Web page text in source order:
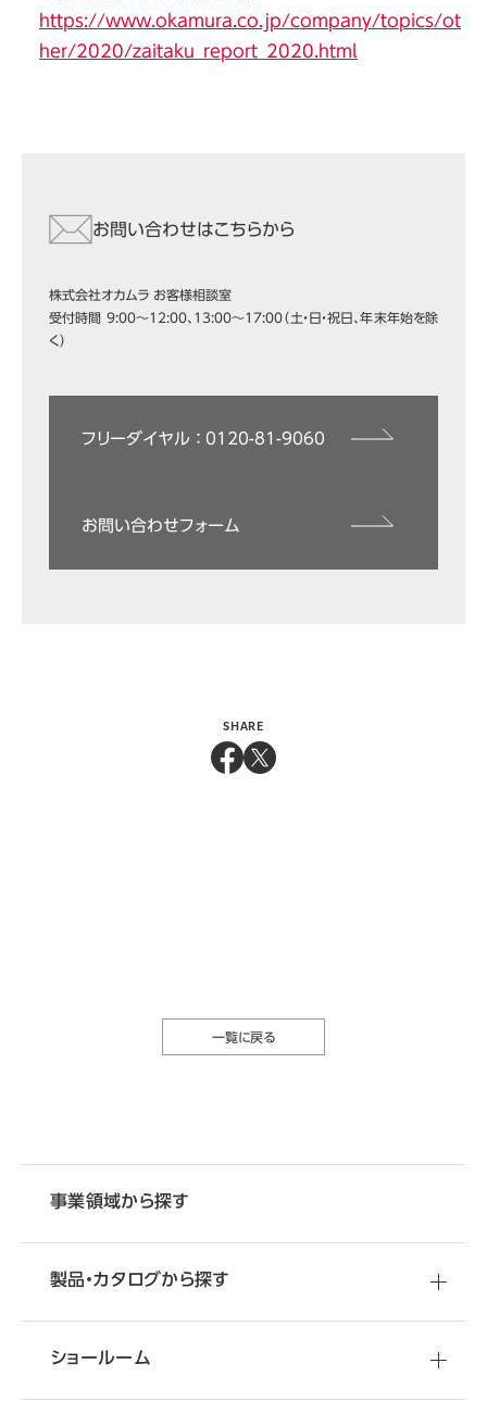
https://www.okamura.co.jp/company/topics/ot
her/2020/zaitaku_report_2020.html
お問い合わせはこちらから
株式会社オカムラ お客様相談室
受付時間 9:00～12:00、13:00～17:00（土・日・祝日、年末年始を除
く）
フリーダイヤル ： 0120-81-9060
お問い合わせフォーム
SHARE
一覧に戻る
事業領域から探す
製品・カタログから探す
ショールーム